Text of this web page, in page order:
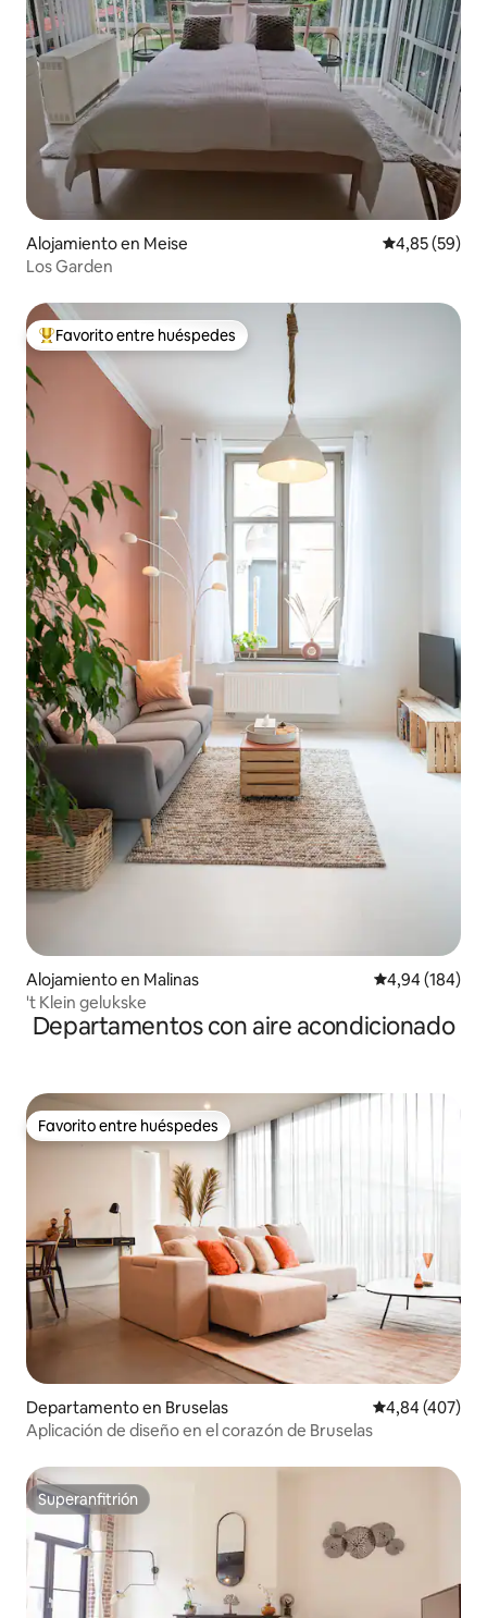
Alojamiento en Meise Calificación
4,85 (59)
Los Garden
Favorito entre los huéspedes más destacados
Favorito entre huéspedes
Alojamiento en Malinas Calificación
4,94 (184)
't Klein gelukske
Departamentos con aire acondicionado
Favorito entre huéspedes
Favorito entre huéspedes
Departamento en Bruselas Calificación
4,84 (407)
Aplicación de diseño en el corazón de Bruselas
Superanfitrión
Superanfitrión